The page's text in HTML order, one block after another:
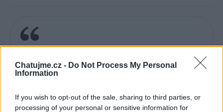
Chatujme.cz - Do Not Process My Personal
Information
If you wish to opt-out of the sale, sharing to third parties, or
processing of your personal or sensitive information for
společnost.